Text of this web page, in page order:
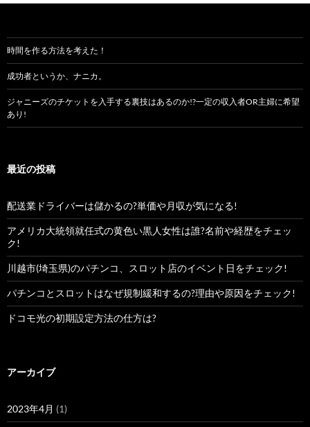
時間を作る方法を考えた！
成功者というか、ナニカ。
ジャニーズのチケットを入手する裏技はあるのか!?一定の収入者OR主婦に希望
あり!
最近の投稿
配送業ドライバーは儲かるの?単価や月収が気になる!
アメリカ大統領就任式の黄色い黒人女性は誰?名前や経歴をチェッ
ク!
川越市(埼玉県)のパチンコ、スロット店のイベント日をチェック!
パチンコとスロットはなぜ規制緩和するの?理由や原因をチェック!
ドコモ光の初期設定方法の仕方は?
アーカイブ
2023年4月 (1)